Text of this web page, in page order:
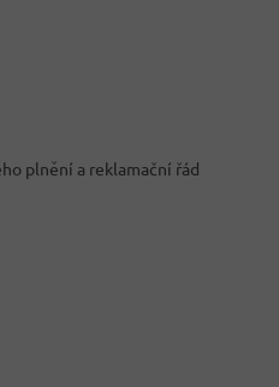
plnění a reklamační řád